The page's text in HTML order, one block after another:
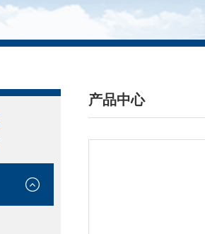
产品中心
/ PRODUCTS CENTER